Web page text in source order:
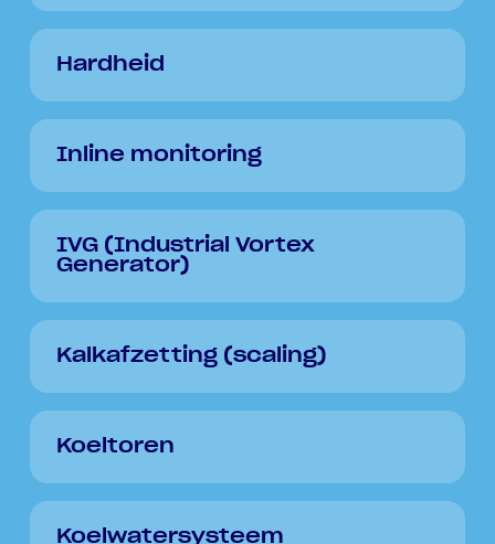
Hardheid
Inline monitoring
IVG (Industrial Vortex
Generator)
Kalkafzetting (scaling)
Koeltoren
Koelwatersysteem